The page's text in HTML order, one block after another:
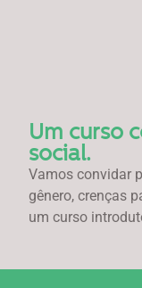
Um curso
social.
Vamos convidar
gênero, crenças
um curso